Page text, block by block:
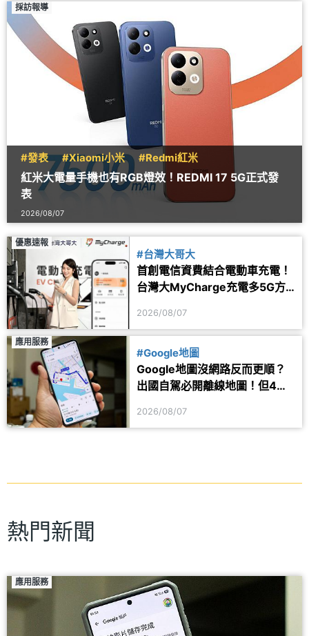
採訪報導
#發表 #Xiaomi小米 #Redmi紅米
紅米大電量手機也有RGB燈效！REDMI 17 5G正式發
表
2026/08/07
優惠速報
#台灣大哥大
首創電信資費結合電動車充電！
台灣大MyCharge充電多5G方
2026/08/07
應用服務
#Google地圖
Google地圖沒網路反而更順？
出國自駕必開離線地圖！但4項
2026/08/07
熱門新聞
應用服務